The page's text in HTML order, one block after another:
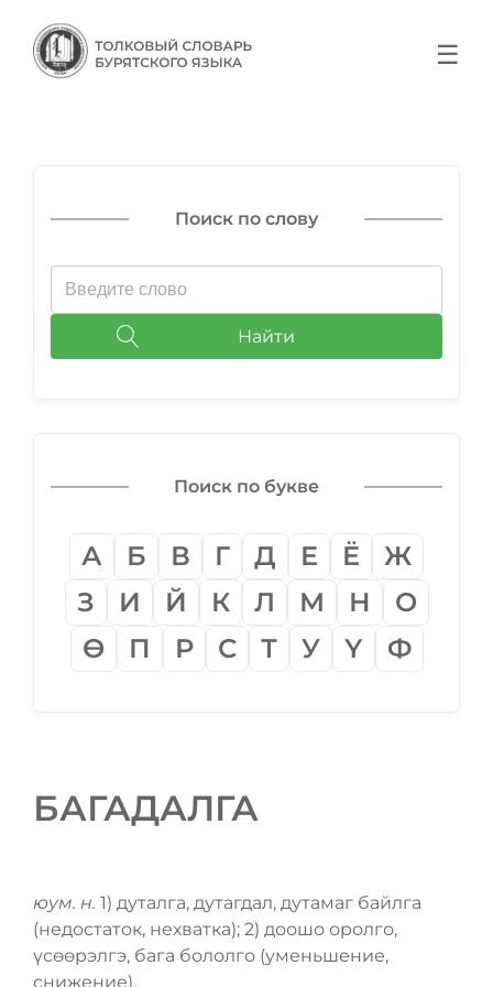
☰
Поиск по слову
Найти
Поиск по букве
А Б В Г Д Е Ё
Ж
З
И Й К Л М Н
О
Ѳ
П Р С Т У Ү Ф
БАГАДАЛГА
юум. н. 1) дуталга, дутагдал, дутамаг байлга
(недостаток, нехватка); 2) доошо оролго,
үсѳѳрэлгэ, бага бололго (уменьшение,
снижение).